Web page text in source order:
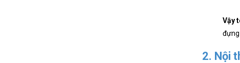
Vậy
đựng
2. Nội